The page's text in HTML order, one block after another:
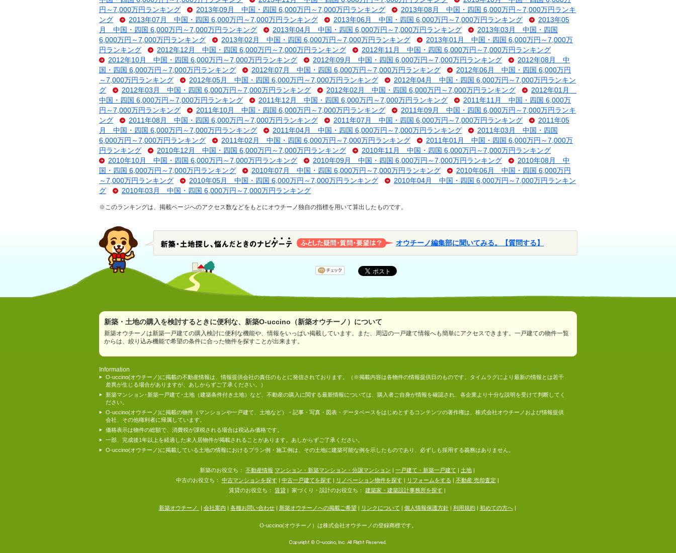
円～7,000万円ランキング
2013年09月 中国・四国 6,000万円～7,000万円ランキング
2013年08月 中国・四国 6,000万円～7,000万円ランキ
ング
2013年07月 中国・四国 6,000万円～7,000万円ランキング 2013年06月 中国・四国 6,000万円～7,000万円ランキング
2013年05
月 中国・四国 6,000万円～7,000万円ランキング
2013年04月 中国・四国 6,000万円～7,000万円ランキング
2013年03月 中国・四国
6,000万円～7,000万円ランキング
2013年02月 中国・四国 6,000万円～7,000万円ランキング
2013年01月 中国・四国 6,000万円～7,000万
円ランキング
2012年12月 中国・四国 6,000万円～7,000万円ランキング
2012年11月 中国・四国 6,000万円～7,000万円ランキング
2012年10月 中国・四国 6,000万円～7,000万円ランキング
2012年09月 中国・四国 6,000万円～7,000万円ランキング
2012年08月 中
国・四国 6,000万円～7,000万円ランキング
2012年07月 中国・四国 6,000万円～7,000万円ランキング
2012年06月 中国・四国 6,000万円
～7,000万円ランキング
2012年05月 中国・四国 6,000万円～7,000万円ランキング
2012年04月 中国・四国 6,000万円～7,000万円ランキン
グ
2012年03月 中国・四国 6,000万円～7,000万円ランキング 2012年02月 中国・四国 6,000万円～7,000万円ランキング
2012年01月
中国・四国 6,000万円～7,000万円ランキング
2011年12月 中国・四国 6,000万円～7,000万円ランキング
2011年11月 中国・四国 6,000万
円～7,000万円ランキング
2011年10月 中国・四国 6,000万円～7,000万円ランキング
2011年09月 中国・四国 6,000万円～7,000万円ランキ
ング
2011年08月 中国・四国 6,000万円～7,000万円ランキング 2011年07月 中国・四国 6,000万円～7,000万円ランキング
2011年05
月 中国・四国 6,000万円～7,000万円ランキング
2011年04月 中国・四国 6,000万円～7,000万円ランキング
2011年03月 中国・四国
6,000万円～7,000万円ランキング
2011年02月 中国・四国 6,000万円～7,000万円ランキング
2011年01月 中国・四国 6,000万円～7,000万
円ランキング
2010年12月 中国・四国 6,000万円～7,000万円ランキング
2010年11月 中国・四国 6,000万円～7,000万円ランキング
2010年10月 中国・四国 6,000万円～7,000万円ランキング
2010年09月 中国・四国 6,000万円～7,000万円ランキング
2010年08月 中
国・四国 6,000万円～7,000万円ランキング
2010年07月 中国・四国 6,000万円～7,000万円ランキング
2010年06月 中国・四国 6,000万円
～7,000万円ランキング
2010年05月 中国・四国 6,000万円～7,000万円ランキング
2010年04月 中国・四国 6,000万円～7,000万円ランキン
グ
2010年03月 中国・四国 6,000万円～7,000万円ランキング
※このランキングは、掲載ページへのアクセス数などをもとにオウチーノ独自の指標を用いて算出したものです。
オウチーノ編集部に聞いてみる。【質問する】
新築・土地の購入を検討するときに便利な、新築O-uccino（新築オウチーノ）について
新築オウチーノは新築一戸建ての購入検討に便利な機能や、情報をいっぱい掲載しています。また、周辺の一戸建て情報へも簡単にアクセスできます。一戸建ての物件一覧
からは、絞り込み機能で希望の条件に合った物件を探すことが出来ます。
Information
O-uccino(オウチーノ)に掲載の不動産情報は、情報提供会社の責任のもとに発信されております。（※掲載内容は各物件の情報提供日のものです。タイムラグにより最新の情報とは若干
差異が生じる場合がありますが、あしからずご了承ください。）
新築マンション･新築一戸建て･土地（建築条件付き土地）など、不動産の購入に関する最新情報については、購入者ご自身が情報を確認され、各企業より十分な説明を受けて判断してく
ださい。
O-uccino(オウチーノ)に掲載の物件（マンションや一戸建て、土地など）・記事・写真・図表・データベースをはじめとするコンテンツの著作権は、株式会社オウチーノおよび情報提供
会社、その他権利者に帰属しています。
価格表示は物件の総額で、消費税が課税される場合は税込み価格です。
一部、完成後1年以上を経過した未入居物件が掲載されることがあります。あしからずご了承ください。
O-uccino(オウチーノ)に掲載している土地の情報におけるプラン例・施工例は、その土地に建築可能な例を示したものであり、必ずしも採用する義務はありません。
新築のお役立ち： 不動産情報 マンション・新築マンション・分譲マンション 一戸建て・新築一戸建て 土地
中古のお役立ち：
中古マンションを探す| 中古一戸建てを探す| リノベーション物件を探す| リフォームをする 不動産 売却査定
賃貸のお役立ち：
賃貸 家づくり・設計のお役立ち： 建築家・建築設計事務所を探す
新築オウチーノ 会社案内 各種お問い合わせ| 新築オウチーノへの掲載ご希望 リンクについて 個人情報保護方針| 利用規約| 初めての方へ|
O-uccino(オウチーノ）は株式会社オウチーノの登録商標です。